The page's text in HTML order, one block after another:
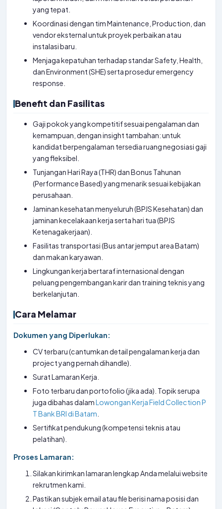
yang tepat.
Koordinasi dengan tim Maintenance, Production, dan
vendor eksternal untuk proyek perbaikan atau
instalasi baru.
Menjaga kepatuhan terhadap standar Safety, Health,
dan Environment (SHE) serta prosedur emergency
response.
Benefit dan Fasilitas
Gaji pokok yang kompetitif sesuai pengalaman dan
kemampuan, dengan insight tambahan: untuk
kandidat berpengalaman tersedia ruang negosiasi gaji
yang fleksibel.
Tunjangan Hari Raya (THR) dan Bonus Tahunan
(Performance Based) yang menarik sesuai kebijakan
perusahaan.
Jaminan kesehatan menyeluruh (BPJS Kesehatan) dan
jaminan kecelakaan kerja serta hari tua (BPJS
Ketenagakerjaan).
Fasilitas transportasi (Bus antar jemput area Batam)
dan makan karyawan.
Lingkungan kerja bertaraf internasional dengan
peluang pengembangan karir dan training teknis yang
berkelanjutan.
Cara Melamar
Dokumen yang Diperlukan:
CV terbaru (cantumkan detail pengalaman kerja dan
project yang pernah dihandle).
Surat Lamaran Kerja.
Foto terbaru dan portofolio (jika ada). Topik serupa
juga dibahas dalamLowongan Kerja Field Collection P
T Bank BRI di Batam
Sertifikat pendukung (kompetensi teknis atau
pelatihan).
Proses Lamaran:
Silakan kirimkan lamaran lengkap Anda melalui website
rekrutmen kami.
Pastikan subjek email atau file berisi nama posisi dan